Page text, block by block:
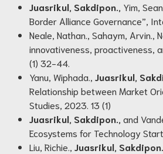
Juasrikul, Sakdipon., Yim,
Border Alliance Governance”,
Neale, Nathan., Sahaym, Arvin.,
innovativeness, proactiveness,
(1) 32-44.
Yanu, Wiphada.,
Juasrikul,
Relationship between Market
Studies, 2023. 13 (1)
Juasrikul, Sakdipon., and
Ecosystems for Technology
Liu, Richie.,
Juasrikul, Sakdipon.,